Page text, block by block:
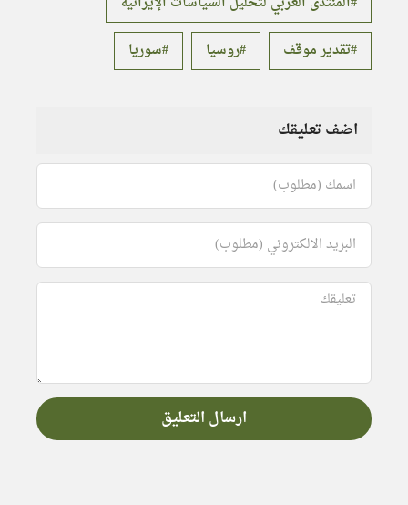
تقدير موقف
روسيا سوريا
اضف تعليقك